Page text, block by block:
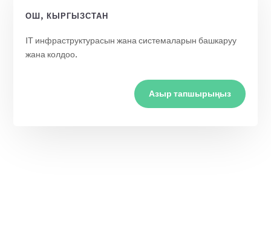
ОШ, КЫРГЫЗСТАН
IT инфраструктурасын жана системаларын башкаруу
жана колдоо.
Азыр тапшырыңыз